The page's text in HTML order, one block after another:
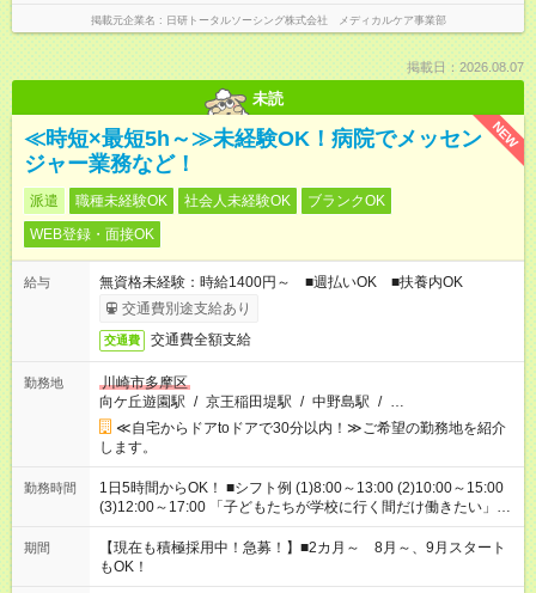
掲載元企業名 日研トータルソーシング株式会社 メディカルケア事業部
掲載日：2026.08.07
未読
NEW
≪時短×最短5h～≫未経験OK！病院でメッセン
ジャー業務など！
派遣 職種未経験OK 社会人未経験OK
ブランクOK
WEB登録・面接OK
給与
無資格未経験：時給1400円～ ■週払いOK ■扶養内OK
交通費別途支給あり
交通費 交通費全額支給
勤務地
川崎市多摩区
向ケ丘遊園駅 / 京王稲田堤駅 / 中野島駅 / …
≪自宅からドアtoドアで30分以内！≫ご希望の勤務地を紹介
します。
勤務時間
1日5時間からOK！ ■シフト例 (1)8:00～13:00 (2)10:00～15:00
(3)12:00～17:00 「子どもたちが学校に行く間だけ働きたい」
「余裕を持って夕飯の準備がしたい」 「午前中は働いて、午後
はプライベートの時間にしたい」 など、ご希望を教えてくださ
いね。 ※Wワーク希望の方へ 今ご覧のお仕事で希望する勤務時
間と、もう1つのお仕事の勤務時間。 合計で週40時間を超える
期間
【現在も積極採用中！急募！】■2カ月～ 8月～、9月スタート
もOK！